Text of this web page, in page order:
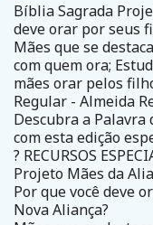
Bíblia Sagrada
deve orar por seus
Mães que se
com quem ora;
mães orar pelos
Regular - Almeida
Descubra a Palavra
com esta edição
? RECURSOS
Projeto Mães da
Por que você deve
Nova Aliança?